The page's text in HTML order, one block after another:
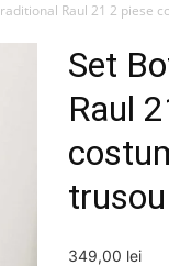
Raul 21 2 piese
Set
Raul
349,00 lei